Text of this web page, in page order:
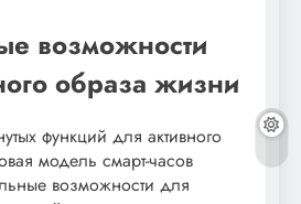
возможности
образа жизни
функций для активного
модель смарт-часов
возможности для